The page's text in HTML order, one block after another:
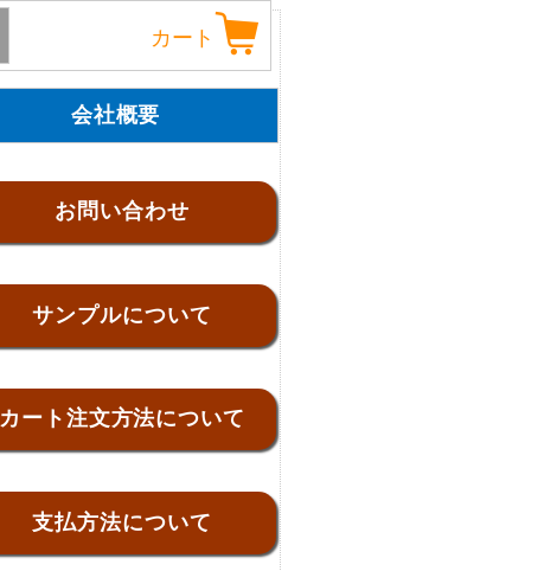
カート
会社概要
お問い合わせ
サンプルについて
カート注文方法について
支払方法について